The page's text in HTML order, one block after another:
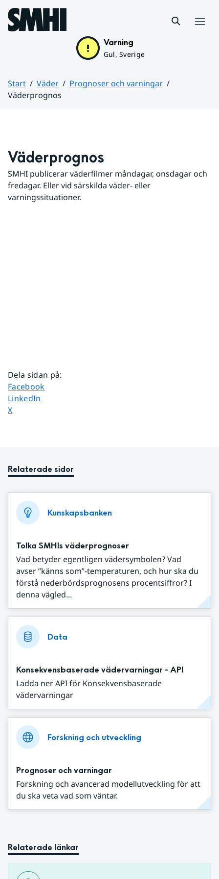
Hoppa till sidans innehåll
Varning
Gul, Sverige
Start Väder
Prognoser och varningar
Väderprognos
Väderprognos
SMHI publicerar väderfilmer måndagar, onsdagar och
fredagar. Eller vid särskilda väder- eller
varningssituationer.
Dela sidan på:
Dela sidan på
Facebook
Dela sidan på
LinkedIn
Dela sidan på
X
Relaterade sidor
Kunskapsbanken
Tolka SMHIs väderprognoser
Vad betyder egentligen vädersymbolen? Vad
avser ”känns som”-temperaturen, och hur ska du
förstå nederbördsprognosens procentsiffror? I
denna vägled...
Data
Konsekvensbaserade vädervarningar - API
Ladda ner API för Konsekvensbaserade
vädervarningar
Forskning och utveckling
Prognoser och varningar
Forskning och avancerad modellutveckling för att
du ska veta vad som väntar.
Relaterade länkar